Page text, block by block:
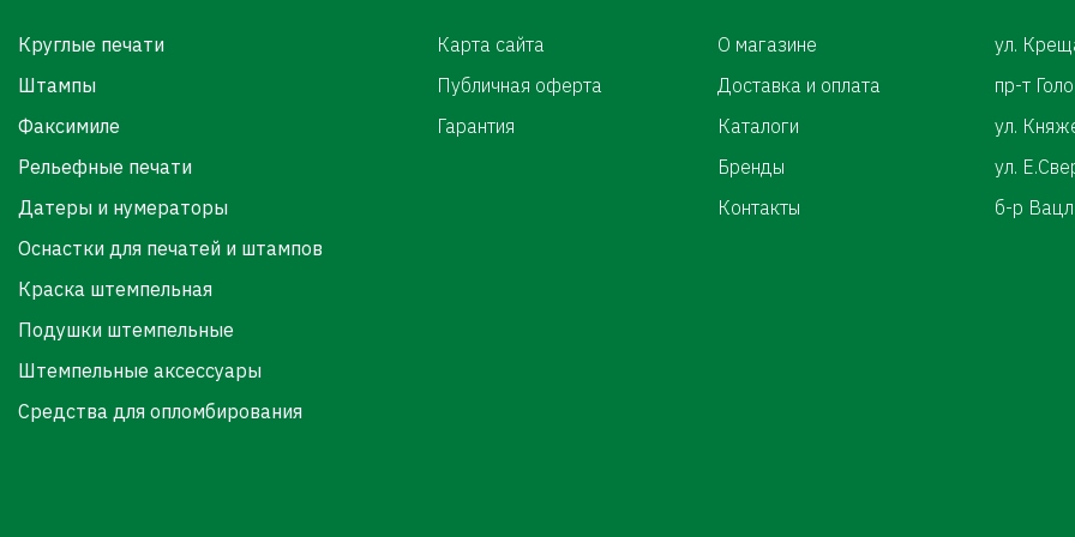
Круглые печати
Штампы
Факсимиле
Рельефные печати
Датеры и нумераторы
Оснастки для печатей и штампов
Краска штемпельная
Подушки штемпельные
Штемпельные аксессуары
Средства для опломбирования
Карта сайта
Публичная оферта
Гарантия
О магазине
Доставка и оплата
Каталоги
Бренды
Контакты
ул.
пр-т
ул.
ул.
б-р